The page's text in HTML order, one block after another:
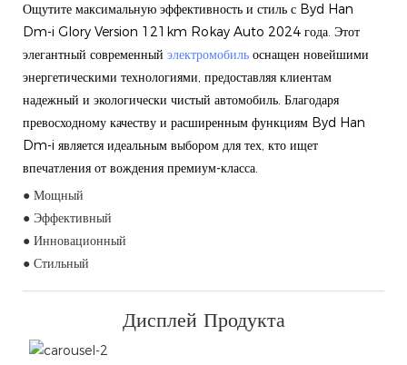
Ощутите максимальную эффективность и стиль с Byd Han
Dm-i Glory Version 121km Rokay Auto 2024 года. Этот
элегантный современный электромобиль оснащен новейшими
энергетическими технологиями, предоставляя клиентам
надежный и экологически чистый автомобиль. Благодаря
превосходному качеству и расширенным функциям Byd Han
Dm-i является идеальным выбором для тех, кто ищет
впечатления от вождения премиум-класса.
● Мощный
● Эффективный
● Инновационный
● Стильный
Дисплей Продукта